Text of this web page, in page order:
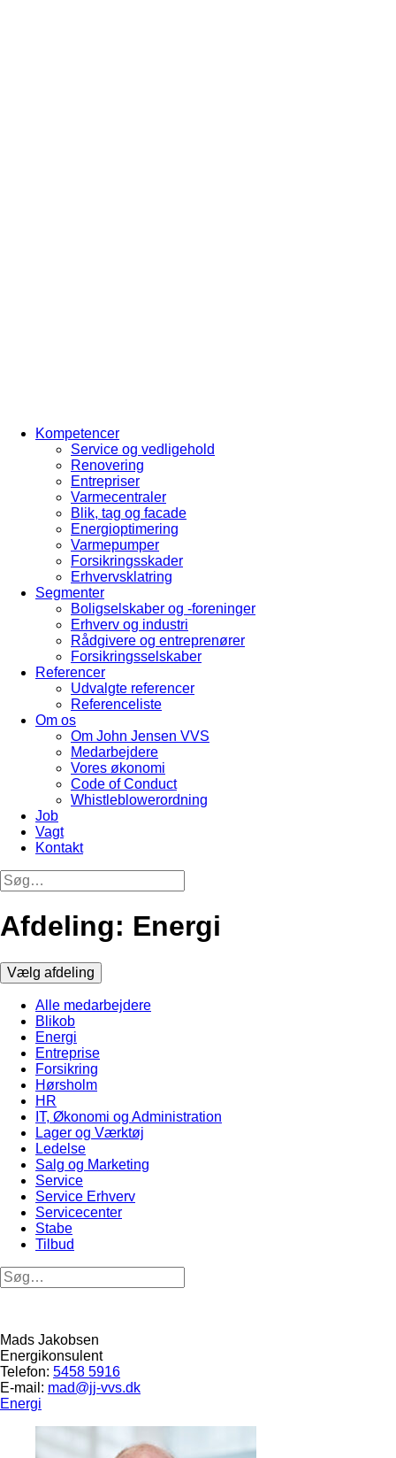
Kompetencer
Service og vedligehold
Renovering
Entrepriser
Varmecentraler
Blik, tag og facade
Energioptimering
Varmepumper
Forsikringsskader
Erhvervsklatring
Segmenter
Boligselskaber og -foreninger
Erhverv og industri
Rådgivere og entreprenører
Forsikringsselskaber
Referencer
Udvalgte referencer
Referenceliste
Om os
Om John Jensen VVS
Medarbejdere
Vores økonomi
Code of Conduct
Whistleblowerordning
Job
Vagt
Kontakt
Afdeling: Energi
Vælg afdeling
Alle medarbejdere
Blikob
Energi
Entreprise
Forsikring
Hørsholm
HR
IT, Økonomi og Administration
Lager og Værktøj
Ledelse
Salg og Marketing
Service
Service Erhverv
Servicecenter
Stabe
Tilbud
Mads Jakobsen
Energikonsulent
Telefon: 5458 5916
E-mail: mad@jj-vvs.dk
Energi